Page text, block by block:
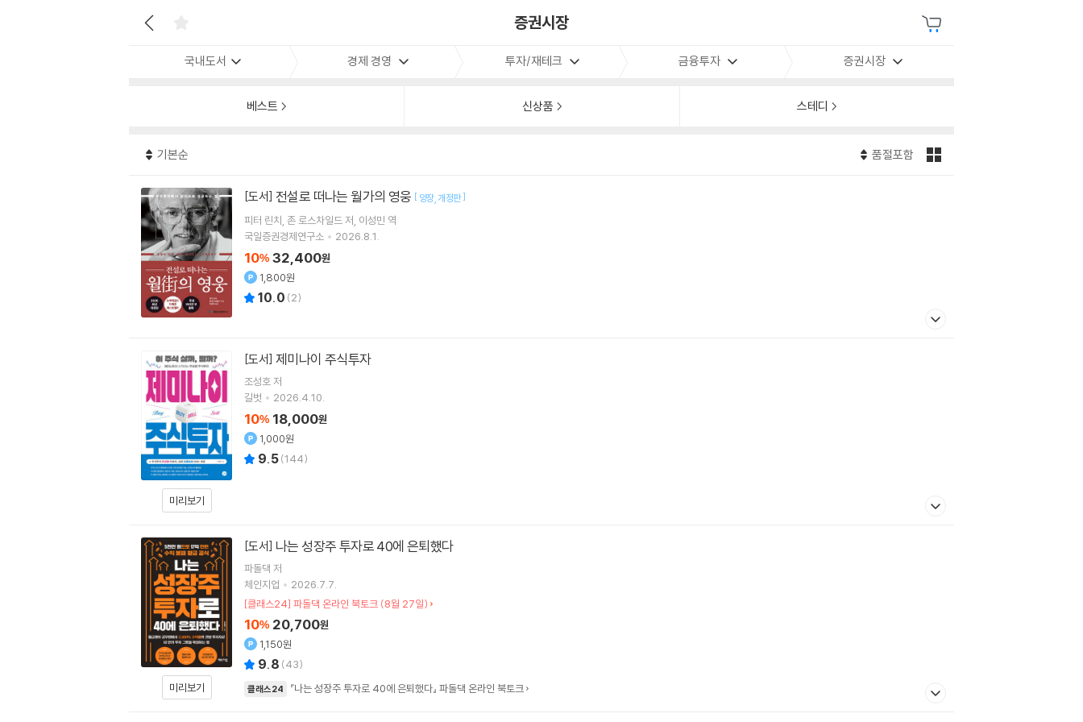
증권시장
국내도서 경제 경영 투자/재테크 금융투자 증권시장
베스트 신상품 스테디
기본순 품절포함
[도서] 전설로 떠나는 월가의 영웅 [ 양장 개정판]
피터 린치 존 로스차일드 저 이성민 역
국일증권경제연구소
2026.8.1.
10% 32,400원
1,800원
10.0 (2)
미리보기
[도서] 제미나이 주식투자
조성호저
길벗
2026.4.10.
10% 18,000원
1,000원
9.5(144)
미리보기
[도서] 나는 성장주 투자로 40에 은퇴했다
파돌댁 저
체인지업
2026.7.7.
[클래스24] 파돌댁 온라인 북토크 (8월 27일)
10% 20,700원
1,150원
9.8 (43)
클래스24 『나는 성장주 투자로 40에 은퇴했다』 파돌댁 온라인 북토크